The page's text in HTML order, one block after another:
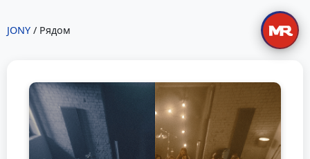
JONY / Рядом